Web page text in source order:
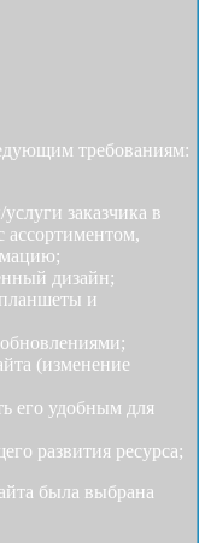
требованиям:
заказчика в
ассортиментом,
дизайн;
и
(изменение
его удобным для
развития ресурса;
была выбрана